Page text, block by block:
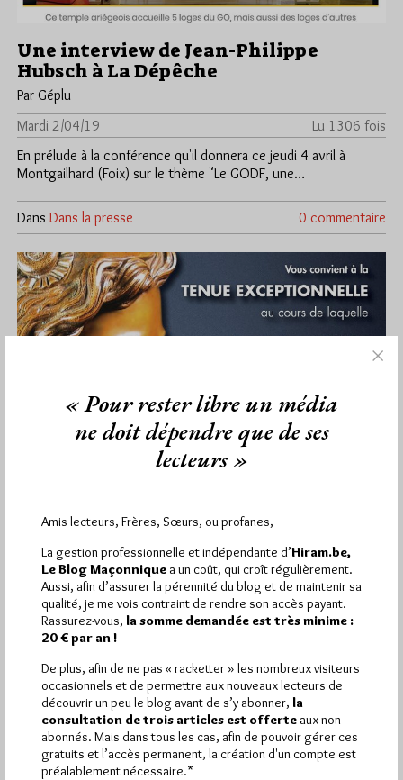
Une interview de Jean-Philippe
Hubsch à La Dépêche
Par Géplu
Mardi 2/04/19
Lu 1306 fois
En prélude à la conférence qu'il donnera ce jeudi 4 avril à
Montgailhard (Foix) sur le thème "Le GODF, une…
Dans Dans la presse 0 commentaire
Jean-Philippe Hubsch à Metz le 8 mars
Par Géplu
Dimanche 3/03/19
Lu 786 fois
A l'invitation des Loges du Grand Orient de France de Metz et
de la Région Champagne Ardennes, Alsace Lorraine et…
DansDivers 0 commentaire
« Pour rester libre un média
ne doit dépendre que de ses
lecteurs »
Amis lecteurs, Frères, Sœurs, ou profanes,
La gestion professionnelle et indépendante d’Hiram.be,
Le Blog Maçonnique a un coût, qui croît régulièrement.
Aussi, afin d’assurer la pérennité du blog et de maintenir sa
qualité, je me vois contraint de rendre son accès payant.
Rassurez-vous, la somme demandée est très minime :
20 € par an !
De plus, afin de ne pas « racketter » les nombreux visiteurs
occasionnels et de permettre aux nouveaux lecteurs de
découvrir un peu le blog avant de s’y abonner, la
consultation de trois articles est offerte aux non
abonnés. Mais dans tous les cas, afin de pouvoir gérer ces
gratuits et l’accès permanent, la création d'un compte est
préalablement nécessaire.*